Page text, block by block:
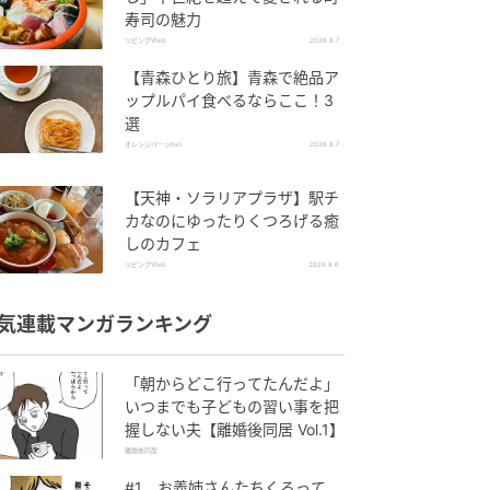
寿司の魅力
リビングWeb 2026.8.7
【青森ひとり旅】青森で絶品ア
ップルパイ食べるならここ！3
選
オレンジページnet 2026.8.7
【天神・ソラリアプラザ】駅チ
カなのにゆったりくつろげる癒
しのカフェ
リビングWeb 2026.8.6
連載マンガランキング
「朝からどこ行ってたんだよ」
いつまでも子どもの習い事を把
握しない夫【離婚後同居 Vol.1】
離婚後同居